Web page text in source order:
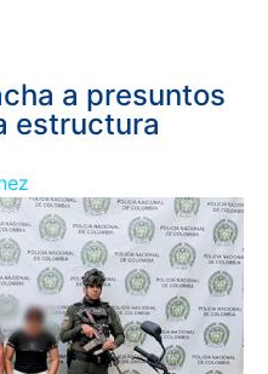
a presuntos
estructura